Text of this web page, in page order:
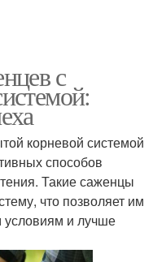
с
корневой системой
способов
Такие саженцы
что позволяет им
условиям и лучше